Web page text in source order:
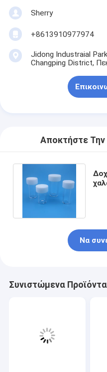
Sherry
+8613910977974
Jidong Industraial
Changping District,
Αποκτήστε Την
Να
Συνιστώμενα Προϊόντα